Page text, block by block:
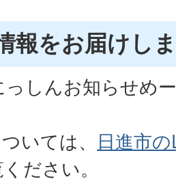
報をお届けし
っしんお知らせめ
いては、
日進市
ださい。